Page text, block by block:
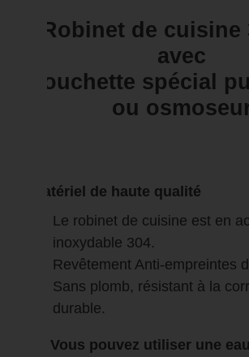
Robinet de cuisine
avec
couchette spécial
ou
Matériel de haute qualité
Le robinet de cuisine est en
inoxydable 304.
Revêtement Anti-empreintes
Sans plomb, résistant à la
durable.
Vous pouvez utiliser une